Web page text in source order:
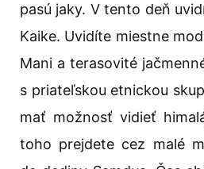
pasú jaky. V tento deň
Kaike. Uvidíte miestne
Mani a terasovité
s priateľskou etnickou
mať možnosť vidieť
toho prejdete cez malé